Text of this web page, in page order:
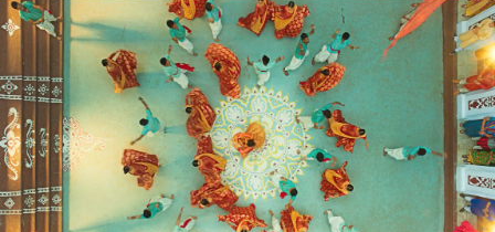
Menu
Home
9 sept: GenAI-training
12 nov: MarketingLive!